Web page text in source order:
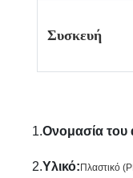
Συσκευή
1.Ονομασία του
2.Υλικό: Πλαστικό